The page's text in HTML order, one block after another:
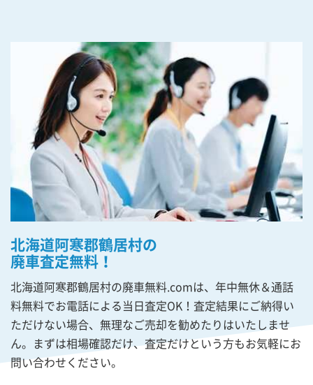
北海道阿寒郡鶴居村の
廃車査定無料！
北海道阿寒郡鶴居村の廃車無料.comは、年中無休＆通話
料無料でお電話による当日査定OK！査定結果にご納得い
ただけない場合、無理なご売却を勧めたりはいたしませ
ん。まずは相場確認だけ、査定だけという方もお気軽にお
問い合わせください。